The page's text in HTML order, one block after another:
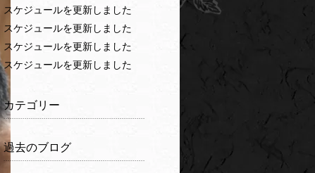
スケジュールを更新しました
スケジュールを更新しました
スケジュールを更新しました
スケジュールを更新しました
カテゴリー
過去のブログ